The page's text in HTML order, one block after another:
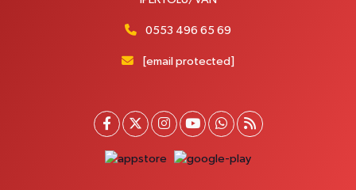
Serhat Mahallesi, Cumhuriyet Bulvarı No:137 E İpekyolu Van
Gevaş Eczanesi
0553 496 65 69
[email protected]